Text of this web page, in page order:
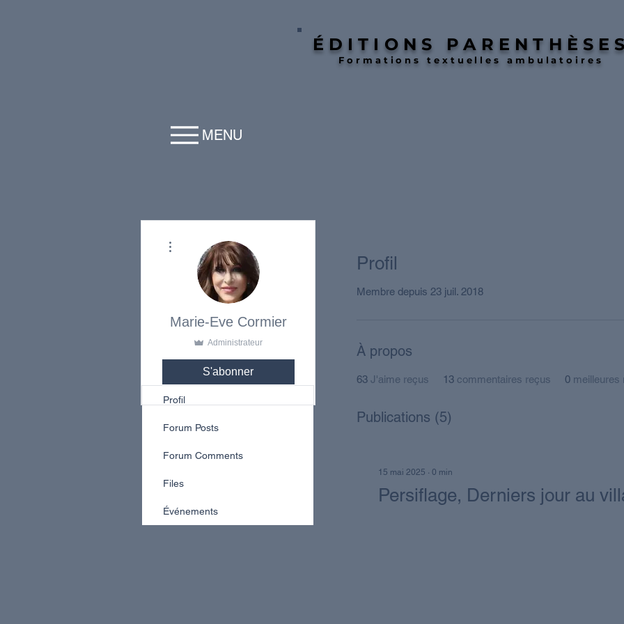
ÉDITIONS PARENTHÈSES
Formations textuelles ambulatoires
MENU
Profil
Membre depuis 23 juil. 2018
À propos
63 J'aime reçus 13 commentaires reçus 0 meilleures
Publications (5)
15 mai 2025 ∙ 0 min
Persiflage, Derniers jour au
Marie-Eve Cormier
Administrateur
S'abonner
Profil
Forum Posts
Forum Comments
Files
Événements